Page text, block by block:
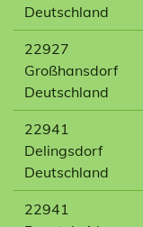
Deutschland
22927
Großhansdorf
Deutschland
22941
Delingsdorf
Deutschland
22941